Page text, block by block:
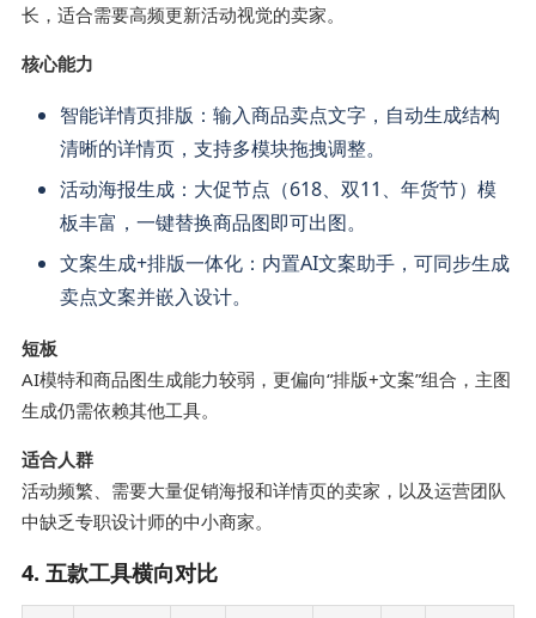
长，适合需要高频更新活动视觉的卖家。
核心能力
智能详情页排版：输入商品卖点文字，自动生成结构
清晰的详情页，支持多模块拖拽调整。
活动海报生成：大促节点（618、双11、年货节）模
板丰富，一键替换商品图即可出图。
文案生成+排版一体化：内置AI文案助手，可同步生成
卖点文案并嵌入设计。
短板
AI模特和商品图生成能力较弱，更偏向“排版+文案”组合，主图
生成仍需依赖其他工具。
适合人群
活动频繁、需要大量促销海报和详情页的卖家，以及运营团队
中缺乏专职设计师的中小商家。
4. 五款工具横向对比